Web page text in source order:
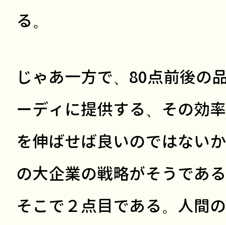
る。
じゃあ一方で、80点前後の
ーディに提供する、その効
を伸ばせば良いのではない
の大企業の戦略がそうであ
そこで２点目である。人間